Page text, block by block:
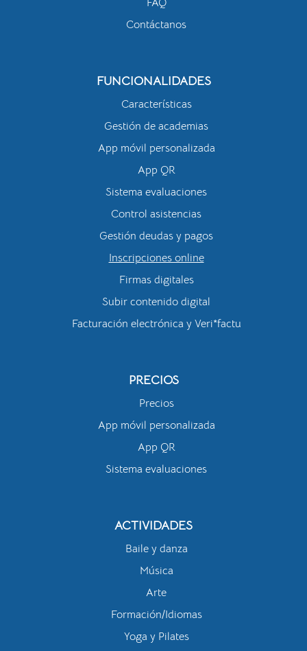
Contáctanos
FUNCIONALIDADES
Características
Gestión de academias
App móvil personalizada
App QR
Sistema evaluaciones
Control asistencias
Gestión deudas y pagos
Inscripciones online
Firmas digitales
Subir contenido digital
Facturación electrónica y Veri*factu
PRECIOS
Precios
App móvil personalizada
App QR
Sistema evaluaciones
ACTIVIDADES
Baile y danza
Música
Arte
Formación/Idiomas
Yoga y Pilates